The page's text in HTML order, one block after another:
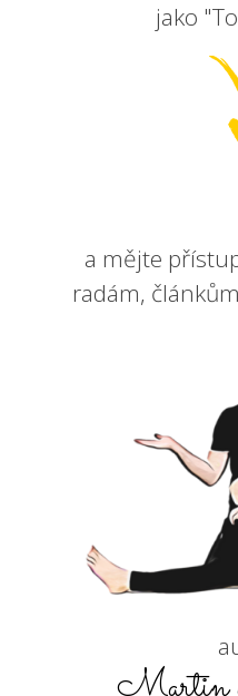
jako
a mějte
radám,